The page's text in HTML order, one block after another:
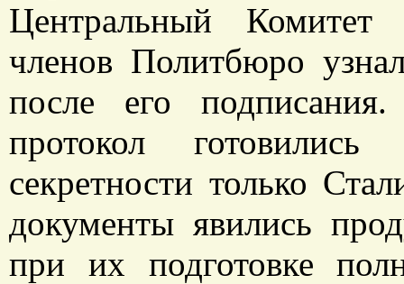
Центральный
членов Политбюро
после его
протокол
секретности только
документы явились
при их подготовке